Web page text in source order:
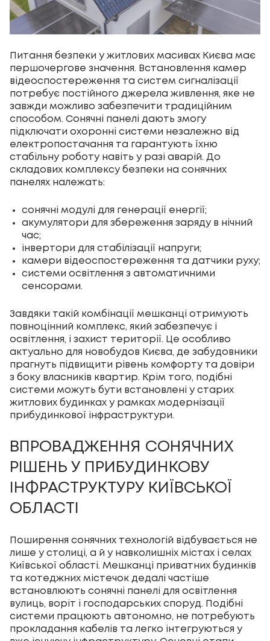
Питання безпеки у житлових масивах Києва має
першочергове значення. Встановлення камер
відеоспостереження та систем сигналізації
потребує постійного джерела живлення, яке не
завжди можливо забезпечити традиційним
способом. Сонячні панелі дають змогу
підключати охоронні системи незалежно від
електропостачання та гарантують їхню
стабільну роботу навіть у разі аварій. До
складових комплексу безпеки на сонячних
панелях належать:
сонячні модулі для генерації енергії;
акумулятори для збереження заряду в нічний
час;
інвертори для стабілізації напруги;
камери відеоспостереження та датчики руху;
системи освітлення з автоматичними
сенсорами.
Завдяки такій комбінації мешканці отримують
повноцінний комплекс, який забезпечує і
освітлення, і захист території. Це особливо
актуально для новобудов Києва, де забудовники
прагнуть підвищити рівень комфорту та довіри
з боку власників квартир. Крім того, подібні
системи можуть бути встановлені у старих
житлових будинках у рамках модернізації
прибудинкової інфраструктури.
ВПРОВАДЖЕННЯ СОНЯЧНИХ
РІШЕНЬ У ПРИБУДИНКОВУ
ІНФРАСТРУКТУРУ КИЇВСЬКОЇ
ОБЛАСТІ
Поширення сонячних технологій відбувається не
лише у столиці, а й у навколишніх містах і селах
Київської області. Мешканці приватних будинків
та котеджних містечок дедалі частіше
встановлюють сонячні панелі для освітлення
вулиць, воріт і господарських споруд. Подібні
системи працюють автономно, не потребують
прокладання кабелів та легко інтегруються у